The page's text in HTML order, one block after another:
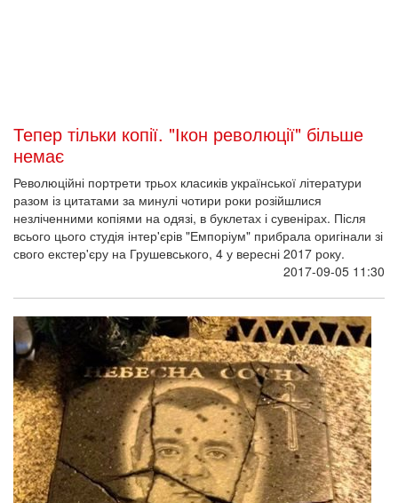
На Михайлівській площі пом'янули загиблих
під Іловайськом
29 серпня на Михайлівській площі в Києві відзначали День
пам'яті загиблих через іловайську трагедію героїв.
2017-08-29 11:59